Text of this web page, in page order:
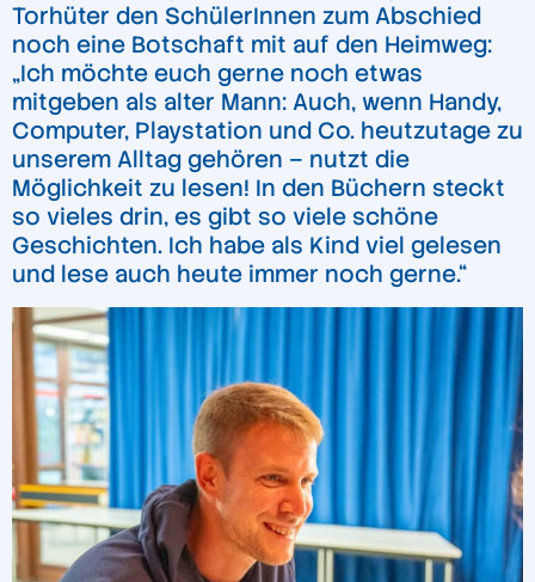
Torhüter den SchülerInnen zum Abschied
noch eine Botschaft mit auf den Heimweg:
„Ich möchte euch gerne noch etwas
mitgeben als alter Mann: Auch, wenn Handy,
Computer, Playstation und Co. heutzutage zu
unserem Alltag gehören – nutzt die
Möglichkeit zu lesen! In den Büchern steckt
so vieles drin, es gibt so viele schöne
Geschichten. Ich habe als Kind viel gelesen
und lese auch heute immer noch gerne.“